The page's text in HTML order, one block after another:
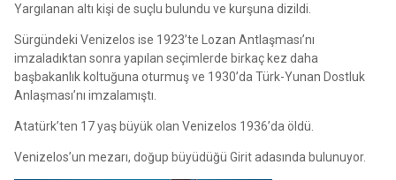
Yargılanan altı kişi de suçlu bulundu ve kurşuna dizildi.
Sürgündeki Venizelos ise 1923’te Lozan Antlaşması’nı
imzaladıktan sonra yapılan seçimlerde birkaç kez daha
başbakanlık koltuğuna oturmuş ve 1930’da Türk-Yunan Dostluk
Anlaşması’nı imzalamıştı.
Atatürk’ten 17 yaş büyük olan Venizelos 1936’da öldü.
Venizelos’un mezarı, doğup büyüdüğü Girit adasında bulunuyor.